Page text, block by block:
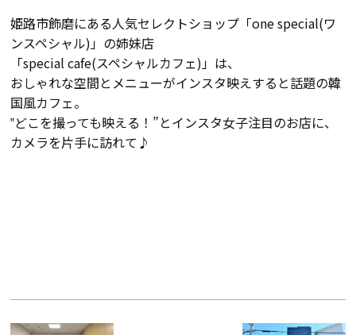
KATSUMIの
取り組み
採用情報
家づくりサポート
土地の上手な探し方
姫路市飾磨にある人気セレクトショップ「one special(ワ
ンスペシャル)」の姉妹店
「special cafe(スペシャルカフェ)」は、
おしゃれな空間とメニューがインスタ映えすると話題の韓
国風カフェ。
‟どこを撮っても映える！”とインスタ女子注目のお店に、
カメラを片手に訪れて♪